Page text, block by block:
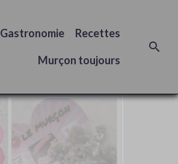
Gastronomie Recettes
Murçon toujours